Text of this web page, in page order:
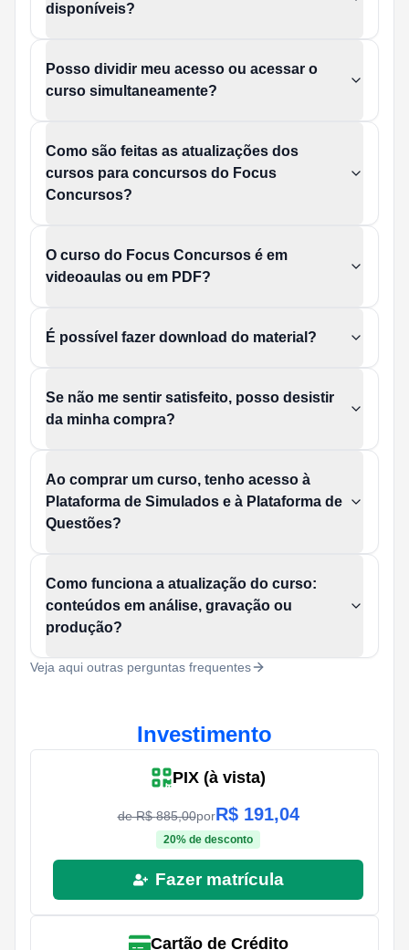
disponíveis?
Posso dividir meu acesso ou acessar o
curso simultaneamente?
Como são feitas as atualizações dos
cursos para concursos do Focus
Concursos?
O curso do Focus Concursos é em
videoaulas ou em PDF?
É possível fazer download do material?
Se não me sentir satisfeito, posso desistir
da minha compra?
Ao comprar um curso, tenho acesso à
Plataforma de Simulados e à Plataforma de
Questões?
Como funciona a atualização do curso:
conteúdos em análise, gravação ou
produção?
Veja aqui outras perguntas frequentes
Investimento
PIX (à vista)
de R$885,00porR$ 191,04
20% de desconto
Fazer matrícula
Cartão de Crédito